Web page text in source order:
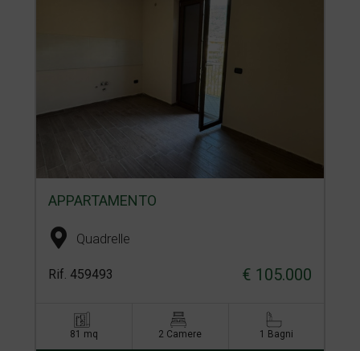
APPARTAMENTO
Quadrelle
Rif. 459493 € 105.000
81 mq 2 Camere 1 Bagni